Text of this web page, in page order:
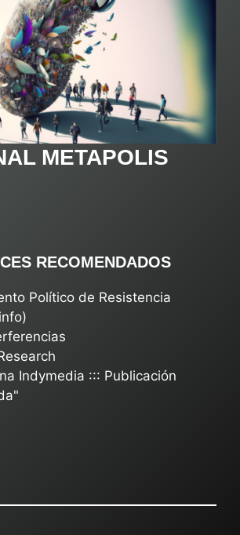
METAPOLIS
RECOMENDADOS
Político de Resistencia
Indymedia ::: Publicación